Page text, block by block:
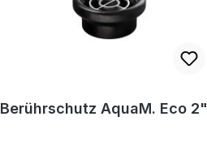
Berührschutz AquaM. Eco 2"